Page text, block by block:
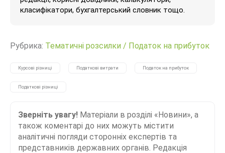
класифікатори, бухгалтерський словник тощо.
Рубрика: Тематичні розсилки / Податок на прибуток
Курсові різниці Податкові витрати Податок на прибуток
Податкові різниці
Зверніть увагу! Матеріали в розділі «Новини», а
також коментарі до них можуть містити
аналітичні погляди сторонніх експертів та
представників державних органів. Редакція